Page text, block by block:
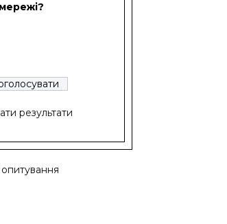
мережі?
результати
опитування